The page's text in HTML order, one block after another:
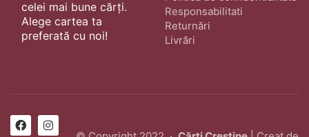
celei mai bune cărți.
Alege cartea ta
preferată cu noi!
Responsabilitati
Returnări
Livrări